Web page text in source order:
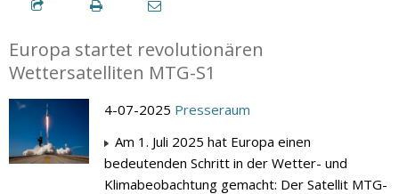
Europa startet revolutionären
Wettersatelliten MTG-S1
4-07-2025 Presseraum
Am 1. Juli 2025 hat Europa einen
bedeutenden Schritt in der Wetter- und
Klimabeobachtung gemacht: Der Satellit MTG-